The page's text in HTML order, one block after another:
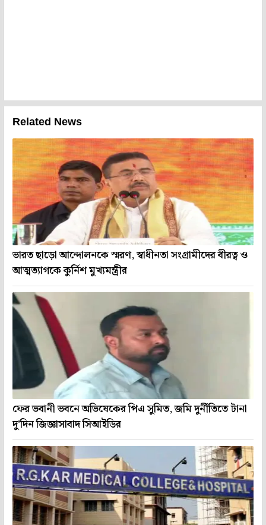
Related News
ভারত ছাড়ো আন্দোলনকে স্মরণ, স্বাধীনতা সংগ্রামীদের বীরত্ব ও
আত্মত্যাগকে কুর্নিশ মুখ্যমন্ত্রীর
ফের ভবানী ভবনে অভিষেকের পিএ সুমিত, জমি দুর্নীতিতে টানা
দু'দিন জিজ্ঞাসাবাদ সিআইডির